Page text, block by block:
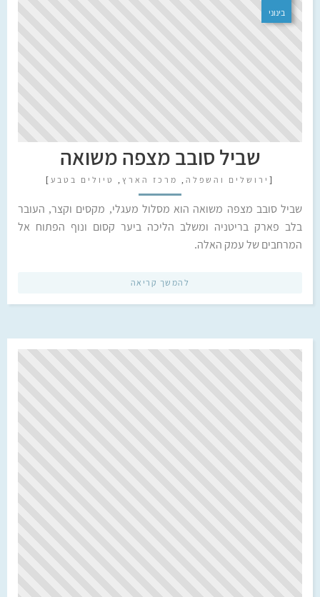
בינוני
שביל סובב מצפה משואה
[ ירושלים והשפלה , מרכז הארץ , טיולים בטבע ]
שביל סובב מצפה משואה הוא מסלול מעגלי, מקסים וקצר, העובר
בלב פארק בריטניה ומשלב הליכה ביער קסום ונוף הפתוח אל
המרחבים של עמק האלה.
להמשך קריאה